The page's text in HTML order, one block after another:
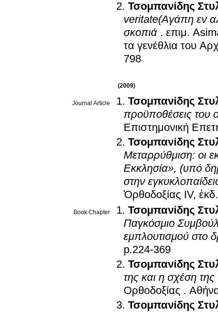
Τσομπανίδης
veritate(Αγάπη εν
σκοπιά . επιμ.
τα γενέθλια του
798
(2009)
Journal Article
Τσομπανίδης
προϋποθέσεις του
Επιστημονική
Τσομπανίδης
Μεταρρύθμιση: οι
Εκκλησία», (υπό
στην
Ὀρθοδοξίας IV,
Book Chapter
Τσομπανίδης
Παγκόσμιο
εμπλουτισμού στο
p.224-369
Τσομπανίδης
της και η σχέση
Ορθοδοξίας .
Τσομπανίδης